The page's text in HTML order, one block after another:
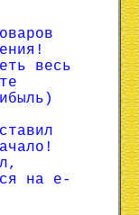
весь
на e-